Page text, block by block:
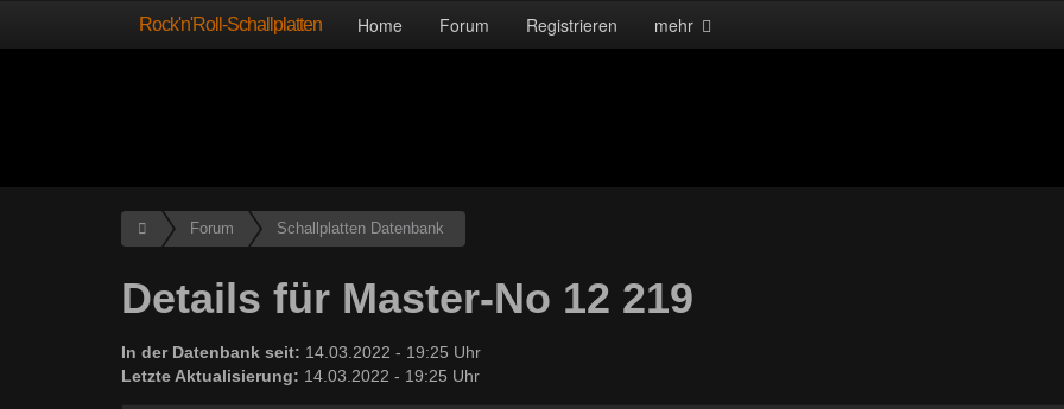
Rock'n'Roll-Schallplatten Home Forum Registrieren mehr
Forum Schallplatten Datenbank
Details für Master-No 12 219
In der Datenbank seit: 14.03.2022 - 19:25 Uhr
Letzte Aktualisierung: 14.03.2022 - 19:25 Uhr